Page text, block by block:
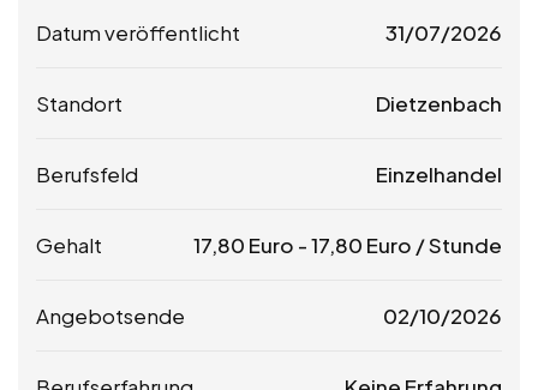
Datum veröffentlicht 31/07/2026
Standort Dietzenbach
Berufsfeld Einzelhandel
Gehalt 17,80 Euro -17,80 Euro / Stunde
Angebotsende 02/10/2026